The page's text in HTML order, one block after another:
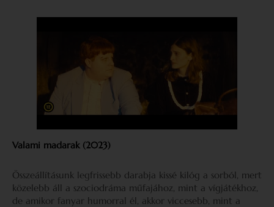
Valami madarak (2023)
Összeállításunk legfrissebb darabja kissé kilóg a sorból, mert
közelebb áll a szociodráma műfajához, mint a vígjátékhoz,
de amikor fanyar humorral él, akkor viccesebb, mint a